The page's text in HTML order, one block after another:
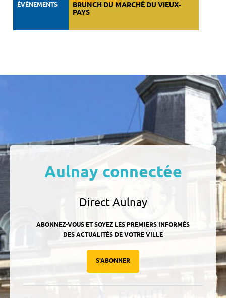
ÉVÈNEMENTS BRUNCH DU MARCHÉ DU VIEUX-
PAYS
Aulnay connectée
Direct Aulnay
ABONNEZ-VOUS ET SOYEZ LES PREMIERS INFORMÉS
DES ACTUALITÉS DE VOTRE VILLE
S'ABONNER